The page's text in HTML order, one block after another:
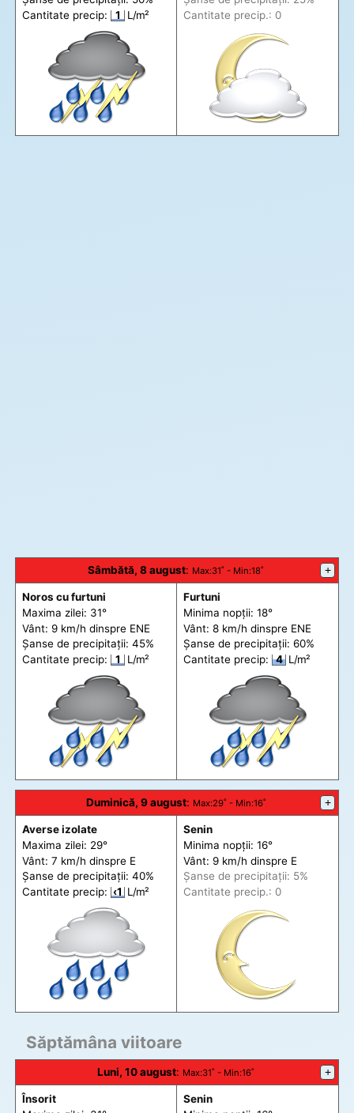
Cantitate precip:
1 L/m²
Cantitate precip.: 0
Sâmbătă, 8 august: Max:31˚ - Min:18˚ +
Noros cu furtuni
Maxima zilei: 31°
Vânt: 9 km/h dinspre ENE
Șanse de precipitații: 45%
Cantitate precip:
1 L/m²
Furtuni
Minima nopții: 18°
Vânt: 8 km/h dinspre ENE
Șanse de precipitații: 60%
Cantitate precip:
4 L/m²
Duminică, 9 august: Max:29˚ - Min:16˚ +
Averse izolate
Maxima zilei: 29°
Vânt: 7 km/h dinspre E
Șanse de precipitații: 40%
Cantitate precip: ‹1 L/m²
Senin
Minima nopții: 16°
Vânt: 9 km/h dinspre E
Șanse de precipitații: 5%
Cantitate precip.: 0
Săptămâna viitoare
Luni, 10 august: Max:31˚ - Min:16˚ +
Însorit
Senin